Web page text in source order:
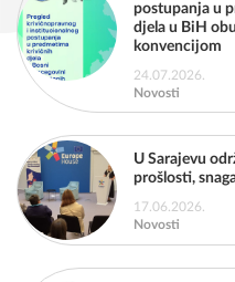
24.07.2026.
Novosti
postupanja u
djela u BiH
konvencijom
17.06.2026.
Novosti
U Sarajevu
prošlosti,